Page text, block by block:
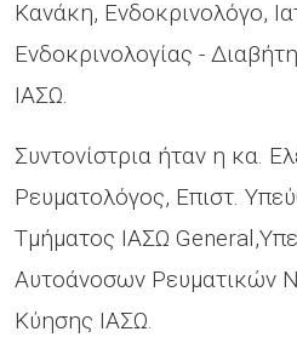
Κανάκη, Ενδοκρινολόγο,
Ενδοκρινολογίας -
ΙΑΣΩ.
Συντονίστρια ήταν η κα.
Ρευματολόγος, Επιστ.
Τμήματος ΙΑΣΩ
Αυτοάνοσων Ρευματικών
Κύησης ΙΑΣΩ.